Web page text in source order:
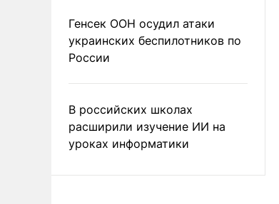
Генсек ООН осудил атаки
украинских беспилотников по
России
В российских школах
расширили изучение ИИ на
уроках информатики